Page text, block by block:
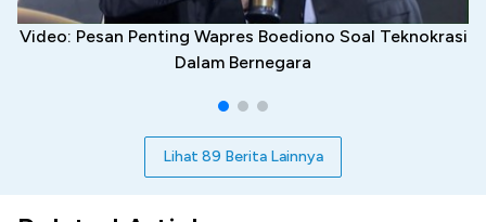
Video: Pesan Penting Wapres Boediono Soal Teknokrasi
Dalam Bernegara
Lihat 89 Berita Lainnya